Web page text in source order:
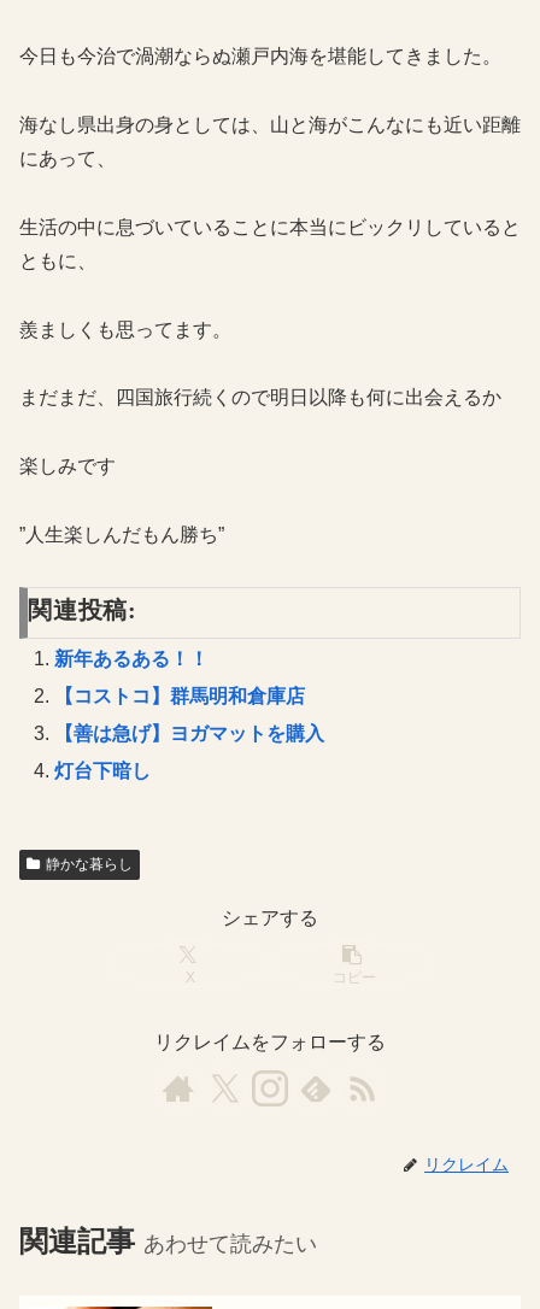
今日も今治で渦潮ならぬ瀬戸内海を堪能してきました。
海なし県出身の身としては、山と海がこんなにも近い距離
にあって、
生活の中に息づいていることに本当にビックリしていると
ともに、
羨ましくも思ってます。
まだまだ、四国旅行続くので明日以降も何に出会えるか
楽しみです
”人生楽しんだもん勝ち”
関連投稿:
新年あるある！！
【コストコ】群馬明和倉庫店
【善は急げ】ヨガマットを購入
灯台下暗し
静かな暮らし
シェアする
X コピー
リクレイムをフォローする
リクレイム
関連記事 あわせて読みたい